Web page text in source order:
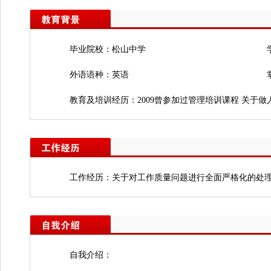
毕业院校：松山中学
外语语种：英语
教育及培训经历：2009曾参加过管理培训课程 关于
工作经历：关于对工作质量问题进行全面严格化的处
自我介绍：